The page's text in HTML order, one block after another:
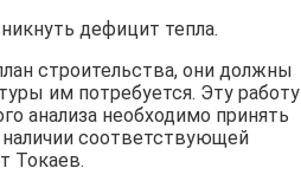
дефицит тепла.
строительства, они должны
им потребуется. Эту работу
анализа необходимо принять
соответствующей
Токаев.